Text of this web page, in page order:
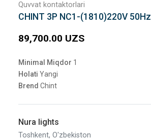
Quvvat kontaktorlari
CHINT 3P NC1-(1810)220V 50Hz
89,700.00 UZS
Minimal Miqdor 1
Holati Yangi
Brend Chint
Nura lights
Toshkent, O'zbekiston